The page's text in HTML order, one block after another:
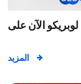
المزيد